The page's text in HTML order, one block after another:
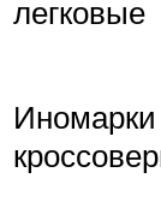
легковые
Иномарки